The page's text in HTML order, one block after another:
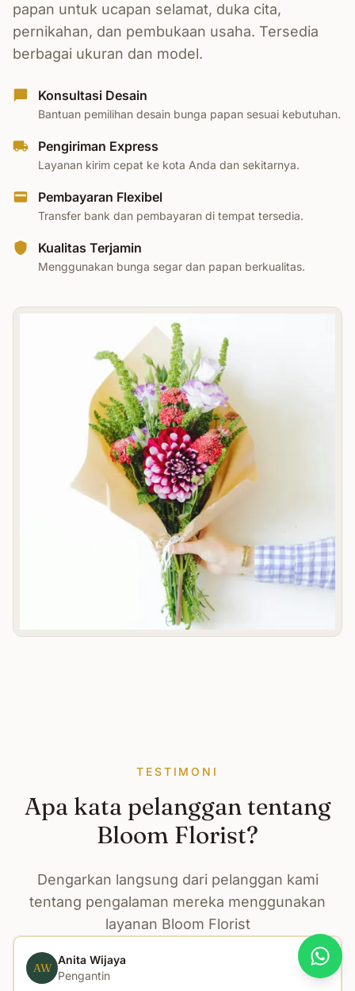
papan untuk ucapan selamat, duka cita,
pernikahan, dan pembukaan usaha. Tersedia
berbagai ukuran dan model.
Konsultasi Desain
Bantuan pemilihan desain bunga papan sesuai kebutuhan.
Pengiriman Express
Layanan kirim cepat ke kota Anda dan sekitarnya.
Pembayaran Flexibel
Transfer bank dan pembayaran di tempat tersedia.
Kualitas Terjamin
Menggunakan bunga segar dan papan berkualitas.
TESTIMONI
Apa kata pelanggan tentang
Bloom Florist?
Dengarkan langsung dari pelanggan kami
tentang pengalaman mereka menggunakan
layanan Bloom Florist
AW
Anita Wijaya
Pengantin